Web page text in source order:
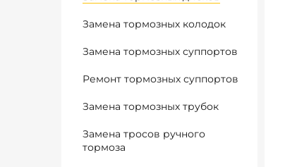
Замена тормозных колодок
Замена тормозных суппортов
Ремонт тормозных суппортов
Замена тормозных трубок
Замена тросов ручного
тормоза